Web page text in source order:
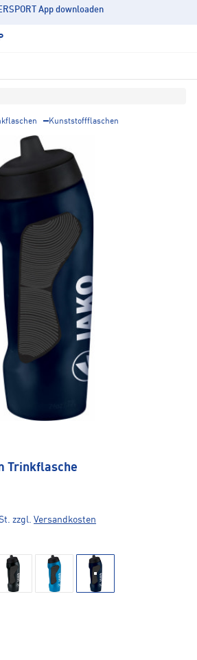
App downloaden
Kunststoffflaschen
Trinkflasche
zzgl. Versandkosten